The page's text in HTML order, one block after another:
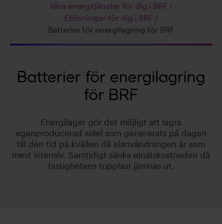
Våra energitjänster för dig i BRF /
Ellösningar för dig i BRF /
Batterier för energilagring för BRF
Batterier för energilagring
för BRF
Energilager gör det möjligt att lagra
egenproducerad solel som genererats på dagen
till den tid på kvällen då elanvändningen är som
mest intensiv. Samtidigt sänks elnätskostnaden då
fastighetens topplast jämnas ut.